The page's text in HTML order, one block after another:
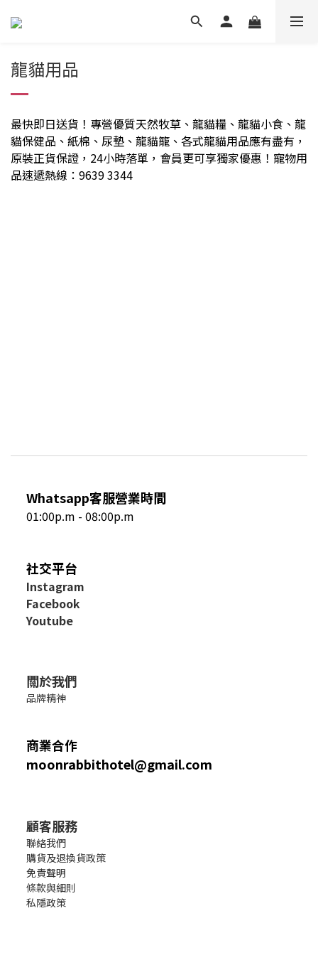
龍貓用品
最快即日送貨！專營優質天然牧草、龍貓糧、龍貓小食、龍
貓保健品、紙棉、尿墊、龍貓籠、各式龍貓用品應有盡有，
原裝正貨保證，24小時落單，會員更可享獨家優惠！寵物用
品速遞熱線：9639 3344
Whatsapp客服營業時間
01:00p.m - 08:00p.m
社交平台
Instagram
Facebook
Youtube
關於我們
品牌精神
商業合作
moonrabbithotel@gmail.com
顧客服務
聯絡我們
購貨及退換貨政策
免責聲明
條款與細則
私隱政策